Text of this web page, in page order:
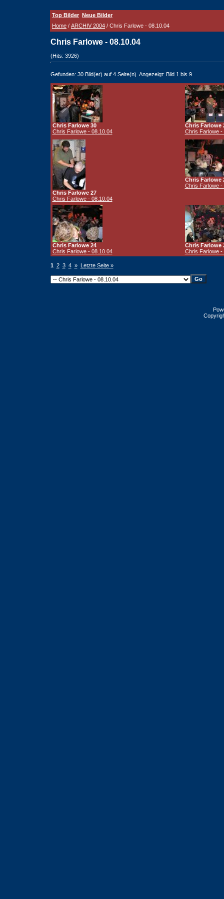
Top Bilder Neue Bilder
Home / ARCHIV 2004 / Chris Farlowe - 08.10.04
Chris Farlowe - 08.10.04
(Hits: 3926)
Gefunden: 30 Bild(er) auf 4 Seite(n). Angezeigt: Bild 1 bis 9.
Chris Farlowe 30
Chris Farlowe - 08.10.04
Chris Farlowe
Chris Farlowe -
Chris Farlowe 27
Chris Farlowe - 08.10.04
Chris Farlowe
Chris Farlowe -
Chris Farlowe 24
Chris Farlowe - 08.10.04
Chris Farlowe
Chris Farlowe -
1 2 3 4 » Letzte Seite »